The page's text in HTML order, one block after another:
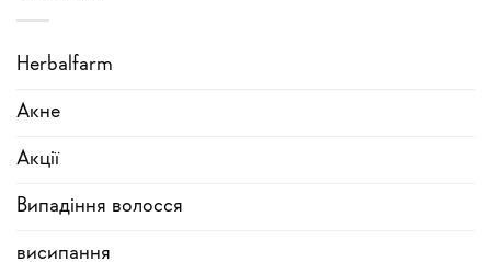
Herbalfarm
Акне
Акції
Випадіння волосся
висипання